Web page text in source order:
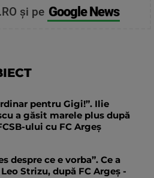
și pe Google News
pentru Gigi!”. Ilie
a găsit marele plus după
ului cu FC Argeș
despre ce e vorba”. Ce a
Strizu, după FC Argeș -